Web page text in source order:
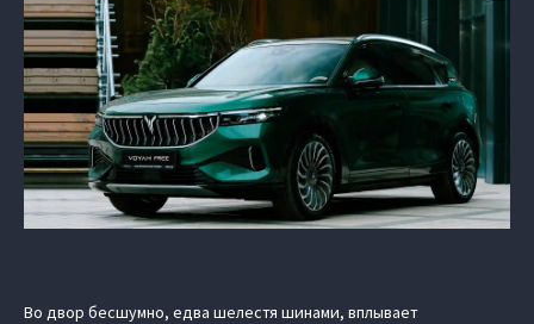
Во двор бесшумно, едва шелестя шинами, вплывает